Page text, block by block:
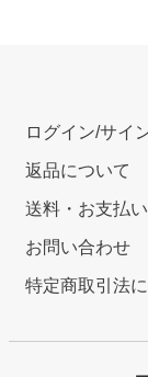
ログイン/サイ
返品について
送料・お支払
お問い合わせ
特定商取引法